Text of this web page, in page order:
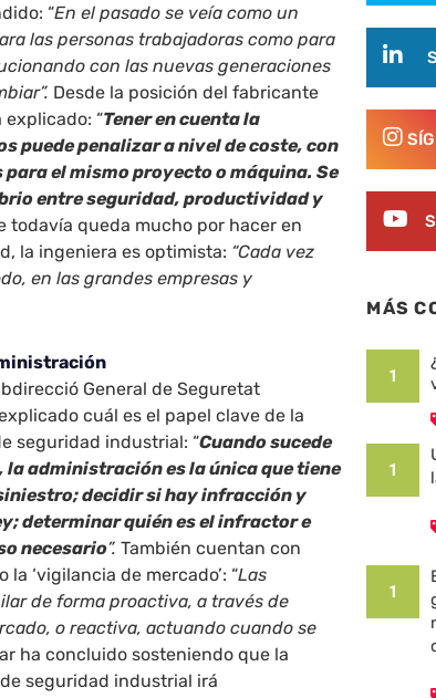
“En el pasado se veía como un
las personas trabajadoras como para
con las nuevas generaciones
Desde la posición del fabricante
explicado: “Tener en cuenta la
puede penalizar a nivel de coste, con
el mismo proyecto o máquina. Se
entre seguridad, productividad y
todavía queda mucho por hacer en
la ingeniera es optimista: “Cada vez
en las grandes empresas y
General de Seguretat
cuál es el papel clave de la
seguridad industrial: “Cuando sucede
administración es la única que tiene
decidir si hay infracción y
determinar quién es el infractor e
necesario”. También cuentan con
‘vigilancia de mercado’: “Las
de forma proactiva, a través de
o reactiva, actuando cuando se
ha concluido sosteniendo que la
seguridad industrial irá
MÁS
1
1
1